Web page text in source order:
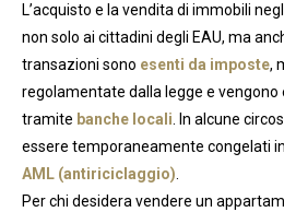
L’acquisto e la vendita di immobili
non solo ai cittadini degli EAU, ma
transazioni sono esenti da imposte,
regolamentate dalla legge e
tramite banche locali. In alcune
essere temporaneamente congelati
AML (antiriciclaggio).
Per chi desidera vendere un